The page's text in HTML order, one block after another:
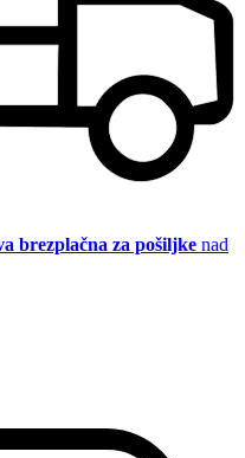
brezplačna za pošiljke nad